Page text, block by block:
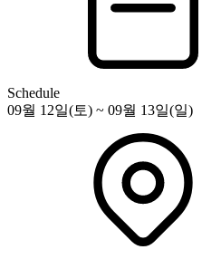
Schedule
09월 12일(토) ~ 09월 13일(일)